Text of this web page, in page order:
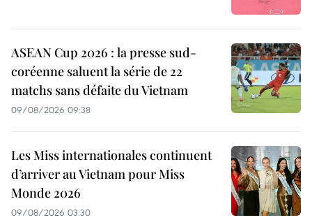
ASEAN Cup 2026 : la presse sud-
coréenne saluent la série de 22
matchs sans défaite du Vietnam
09/08/2026 09:38
Les Miss internationales continuent
d’arriver au Vietnam pour Miss
Monde 2026
09/08/2026 03:30